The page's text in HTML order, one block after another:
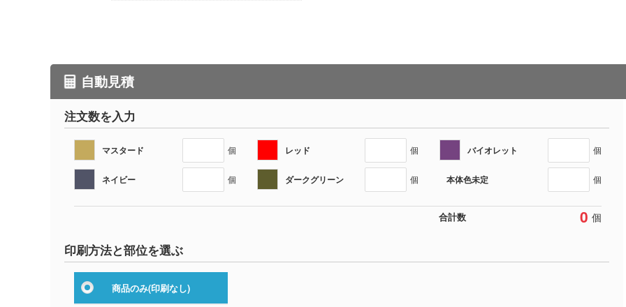
自動見積
注文数を入力
マスタード 個 レッド 個 バイオレット 個
ネイビー 個 ダークグリーン 個 本体色未定 個
合計数 0 個
印刷方法と部位を選ぶ
商品のみ(印刷なし)